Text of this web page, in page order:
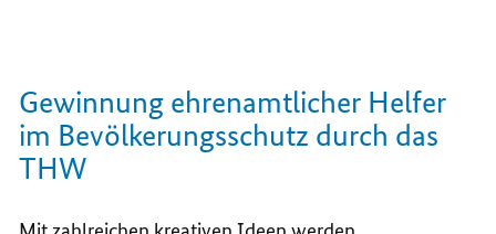
Gewinnung ehrenamtlicher Helfer
im Bevölkerungsschutz durch das
THW